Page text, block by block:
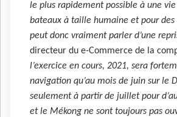
le plus rapidement possible à une
bateaux à taille humaine et pour
peut donc vraiment parler d’une
directeur du e-Commerce de la
l’exercice en cours, 2021, sera
navigation qu’au mois de juin sur le
seulement à partir de juillet pour
et le Mékong ne sont toujours pas